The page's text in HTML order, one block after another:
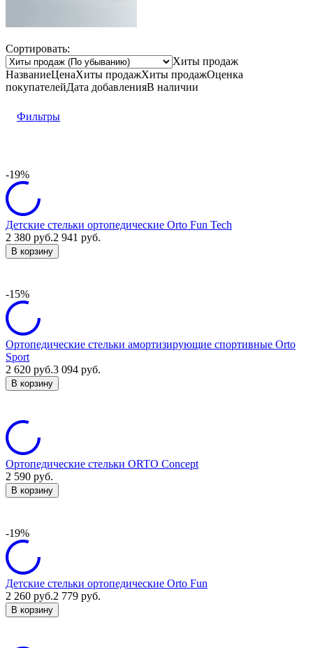
Сортировать:
Хиты продаж
НазваниеЦенаХиты продажХиты продажОценка
покупателейДата добавленияВ наличии
Фильтры
-19%
Детские стельки ортопедические Orto Fun Tech
2 380 руб.2 941 руб.
В корзину
-15%
Ортопедические стельки амортизирующие спортивные Orto
Sport
2 620 руб.3 094 руб.
В корзину
Ортопедические стельки ORTO Concept
2 590 руб.
В корзину
-19%
Детские стельки ортопедические Orto Fun
2 260 руб.2 779 руб.
В корзину